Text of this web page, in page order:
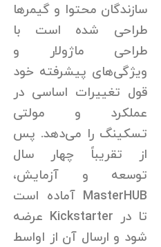
سازندگان محتوا و گیمرها
طراحی شده است با
طراحی ماژولار و
ویژگی‌های پیشرفته خود
قول تغییرات اساسی در
عملکرد و مولتی
تسکینگ را می‌دهد. پس
از تقریباً چهار سال
توسعه و آزمایش،
MasterHUB آماده است
تا در Kickstarter عرضه
شود و ارسال آن از اواسط